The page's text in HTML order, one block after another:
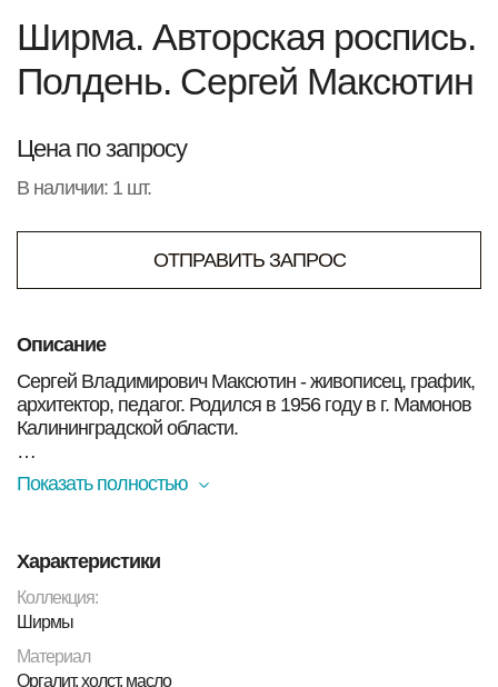
Ширма. Авторская роспись.
Полдень. Сергей Максютин
Цена по запросу
В наличии: 1 шт.
ОТПРАВИТЬ ЗАПРОС
Описание
Сергей Владимирович Максютин - живописец, график,
архитектор, педагог. Родился в 1956 году в г. Мамонов
Калининградской области.
Окончил Московский архитектурный институт (1981). С
творческих группах домов творчества («Сенеж»,
«Гурзуф», «Челюскинская», «Переяславль-
Залесский").
Участник ежегодных выставок «Арт-Манеж» (с 1992), 6-
Показать полностью
Характеристики
Коллекция:
Ширмы
Материал
Оргалит, холст, масло